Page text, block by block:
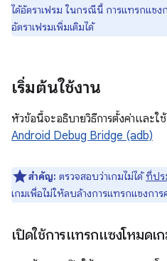
ได้อัตราเฟรม ในกรณีนี้ การแทรกแซง
อัตราเฟรมเพิ่มเติมได้
เริ่มต้นใช้งาน
หัวข้อนี้จะอธิบายวิธีการตั้งค่าและใ
Android Debug Bridge (adb)
สำคัญ: ตรวจสอบว่าเกมไม่ได้ที่ปร
เกมเพื่อไม่ให้ลบล้างการแทรกแซงการ
เปิดใช้การแทรกแซงโหมดเ